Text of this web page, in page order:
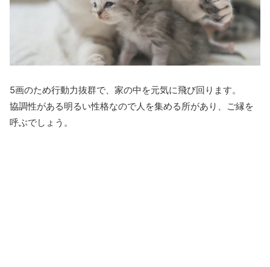
5画のため行動力抜群で、家の中を元気に飛び回ります。
協調性がある明るい性格なので人を集める所があり、ご縁を
呼ぶでしょう。